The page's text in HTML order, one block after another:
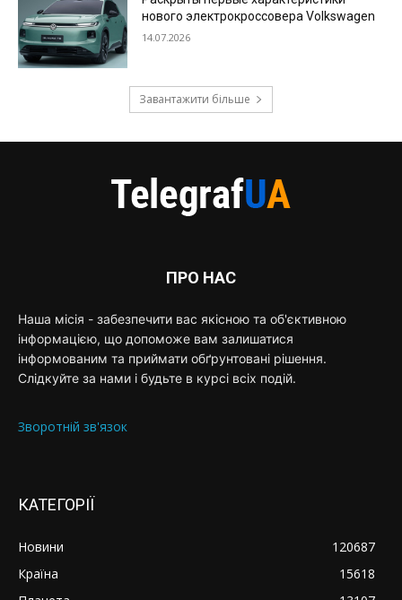
нового электрокроссовера Volkswagen
14.07.2026
Завантажити більше
ПРО НАС
Наша місія - забезпечити вас якісною та об'єктивною
інформацією, що допоможе вам залишатися
інформованим та приймати обґрунтовані рішення.
Слідкуйте за нами і будьте в курсі всіх подій.
Зворотній зв'язок
КАТЕГОРІЇ
Новини
120687
Країна
15618